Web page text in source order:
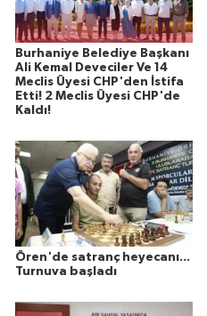
Burhaniye Belediye Başkanı
Ali Kemal Deveciler Ve 14
Meclis Üyesi CHP'den İstifa
Etti! 2 Meclis Üyesi CHP'de
Kaldı!
Ören'de satranç heyecanı...
Turnuva başladı